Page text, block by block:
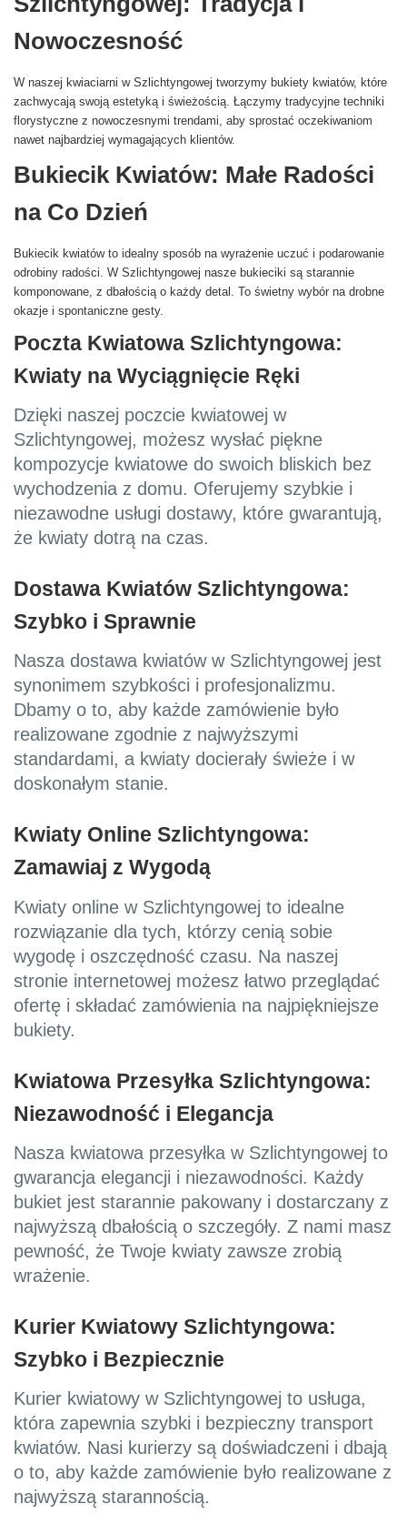
Nowoczesność
W naszej kwiaciarni w Szlichtyngowej tworzymy bukiety kwiatów, które
zachwycają swoją estetyką i świeżością. Łączymy tradycyjne techniki
florystyczne z nowoczesnymi trendami, aby sprostać oczekiwaniom
nawet najbardziej wymagających klientów.
Bukiecik Kwiatów: Małe Radości
na Co Dzień
Bukiecik kwiatów to idealny sposób na wyrażenie uczuć i podarowanie
odrobiny radości. W Szlichtyngowej nasze bukieciki są starannie
komponowane, z dbałością o każdy detal. To świetny wybór na drobne
okazje i spontaniczne gesty.
Poczta Kwiatowa Szlichtyngowa:
Kwiaty na Wyciągnięcie Ręki
Dzięki naszej poczcie kwiatowej w
Szlichtyngowej, możesz wysłać piękne
kompozycje kwiatowe do swoich bliskich bez
wychodzenia z domu. Oferujemy szybkie i
niezawodne usługi dostawy, które gwarantują,
że kwiaty dotrą na czas.
Dostawa Kwiatów Szlichtyngowa:
Szybko i Sprawnie
Nasza dostawa kwiatów w Szlichtyngowej jest
synonimem szybkości i profesjonalizmu.
Dbamy o to, aby każde zamówienie było
realizowane zgodnie z najwyższymi
standardami, a kwiaty docierały świeże i w
doskonałym stanie.
Kwiaty Online Szlichtyngowa:
Zamawiaj z Wygodą
Kwiaty online w Szlichtyngowej to idealne
rozwiązanie dla tych, którzy cenią sobie
wygodę i oszczędność czasu. Na naszej
stronie internetowej możesz łatwo przeglądać
ofertę i składać zamówienia na najpiękniejsze
bukiety.
Kwiatowa Przesyłka Szlichtyngowa:
Niezawodność i Elegancja
Nasza kwiatowa przesyłka w Szlichtyngowej to
gwarancja elegancji i niezawodności. Każdy
bukiet jest starannie pakowany i dostarczany z
najwyższą dbałością o szczegóły. Z nami masz
pewność, że Twoje kwiaty zawsze zrobią
wrażenie.
Kurier Kwiatowy Szlichtyngowa:
Szybko i Bezpiecznie
Kurier kwiatowy w Szlichtyngowej to usługa,
która zapewnia szybki i bezpieczny transport
kwiatów. Nasi kurierzy są doświadczeni i dbają
o to, aby każde zamówienie było realizowane z
najwyższą starannością.